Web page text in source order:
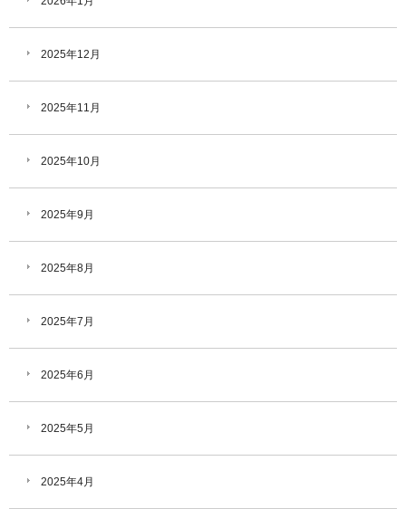
2025年12月
2025年11月
2025年10月
2025年9月
2025年8月
2025年7月
2025年6月
2025年5月
2025年4月